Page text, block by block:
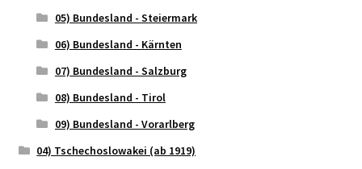
05) Bundesland - Steiermark
06) Bundesland - Kärnten
07) Bundesland - Salzburg
08) Bundesland - Tirol
09) Bundesland - Vorarlberg
04) Tschechoslowakei (ab 1919)